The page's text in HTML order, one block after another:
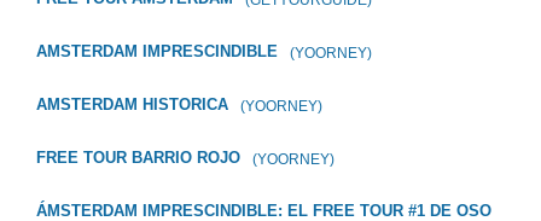
AMSTERDAM IMPRESCINDIBLE (YOORNEY)
AMSTERDAM HISTORICA (YOORNEY)
FREE TOUR BARRIO ROJO (YOORNEY)
ÁMSTERDAM IMPRESCINDIBLE: EL FREE TOUR #1 DE OSO